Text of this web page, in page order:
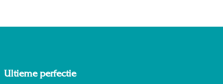
Ultieme perfectie